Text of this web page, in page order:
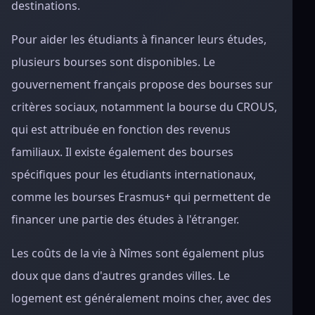
destinations.
Pour aider les étudiants à financer leurs études,
plusieurs bourses sont disponibles. Le
gouvernement français propose des bourses sur
critères sociaux, notamment la bourse du CROUS,
qui est attribuée en fonction des revenus
familiaux. Il existe également des bourses
spécifiques pour les étudiants internationaux,
comme les bourses Erasmus+ qui permettent de
financer une partie des études à l'étranger.
Les coûts de la vie à Nîmes sont également plus
doux que dans d'autres grandes villes. Le
logement est généralement moins cher, avec des